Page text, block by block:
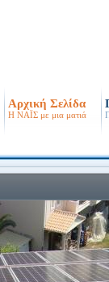
Αρχική Σελίδα
Η ΝΑΪΣ με μια ματιά